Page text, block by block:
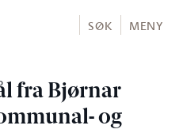
SØK MENY
fra Bjørnar
og